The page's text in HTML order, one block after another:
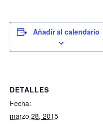
Añadir al calendario
DETALLES
Fecha:
marzo 28, 2015